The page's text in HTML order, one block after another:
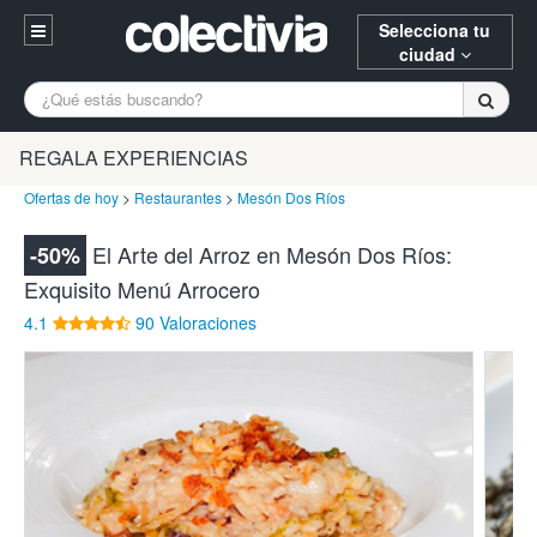
Selecciona tu
ciudad
Entrar
94 652 38 15 (L-V 10:30-15:00)
¿Necesitas ayuda? Escríbenos
A Coruña Alicante
Bilbao Burgos Donostia
Gijón Huesca Logroño
Madrid Oviedo
REGALA EXPERIENCIAS
Ofertas de hoy > Restaurantes > Mesón Dos Ríos
-50% El Arte del Arroz en Mesón Dos Ríos:
Exquisito Menú Arrocero
4.1 90 Valoraciones